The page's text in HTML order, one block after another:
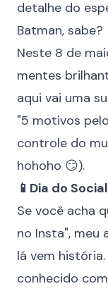
detalhe do
Batman, sabe?
Neste 8 de
mentes
aqui vai uma
"5 motivos
controle do
hohoho 😏).
📱Dia do
Se você acha
no Insta", meu
lá vem
conhecido